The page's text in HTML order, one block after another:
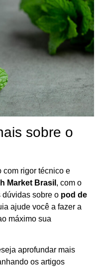
sobre o
com rigor técnico e
Market Brasil , com o
dúvidas sobre o pod de
ajude você a fazer a
máximo sua
aprofundar mais
os artigos